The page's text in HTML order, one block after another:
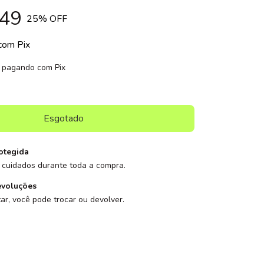
25% OFF
Pix
com Pix
durante toda a compra.
você pode trocar ou devolver.